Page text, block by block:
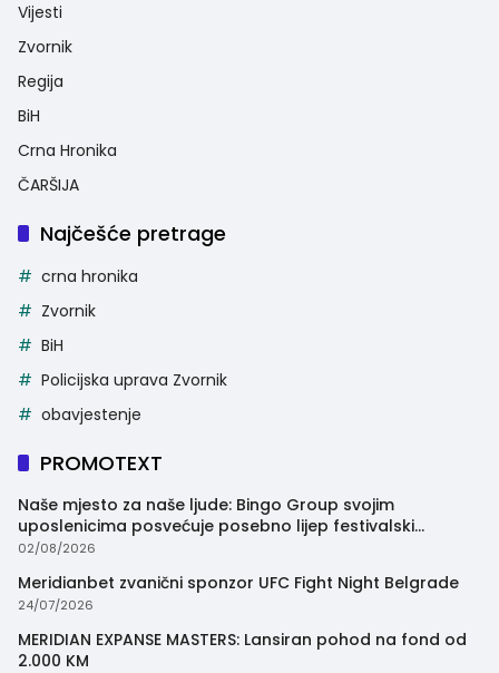
Vijesti
Zvornik
Regija
BiH
Crna Hronika
ČARŠIJA
Najčešće pretrage
crna hronika
Zvornik
BiH
Policijska uprava Zvornik
obavjestenje
PROMOTEXT
Naše mjesto za naše ljude: Bingo Group svojim
uposlenicima posvećuje posebno lijep festivalski
trenutak
02/08/2026
Meridianbet zvanični sponzor UFC Fight Night Belgrade
24/07/2026
MERIDIAN EXPANSE MASTERS: Lansiran pohod na fond od
2.000 KM